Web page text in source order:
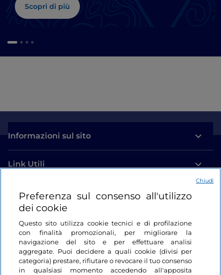
Scopri di più
Informazioni sul sito
Link Utili
Login
Restiamo in contatto
Preferenza sul consenso all'utilizzo
dei cookie
Questo sito utilizza cookie tecnici e di profilazione
con finalità promozionali, per migliorare la
navigazione del sito e per effettuare analisi
aggregate. Puoi decidere a quali cookie (divisi per
categoria) prestare, rifiutare o revocare il tuo consenso
in qualsiasi momento accedendo all'apposita
Chiudi